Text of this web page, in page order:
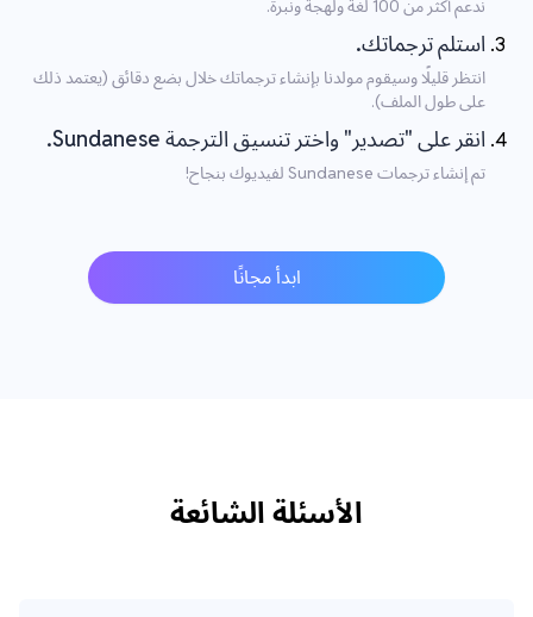
ندعم أكثر من 100 لغة ولهجة ونبرة.
استلم ترجماتك.
انتظر قليلًا وسيقوم مولدنا بإنشاء ترجماتك خلال بضع دقائق (يعتمد ذلك
على طول الملف).
انقر على "تصدير" واختر تنسيق الترجمة Sundanese.
تم إنشاء ترجمات Sundanese لفيديوك بنجاح!
ابدأ مجانًا
الأسئلة الشائعة